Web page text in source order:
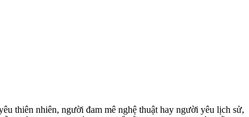
thiên nhiên, người đam mê nghệ thuật hay người yêu lịch sử,